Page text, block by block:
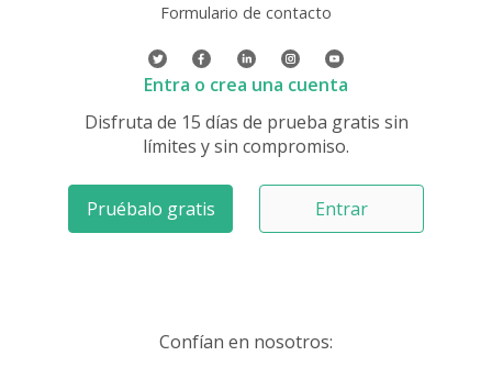
Formulario de contacto
Entra o crea una cuenta
Disfruta de 15 días de prueba gratis sin
límites y sin compromiso.
Pruébalo gratis Entrar
Confían en nosotros: